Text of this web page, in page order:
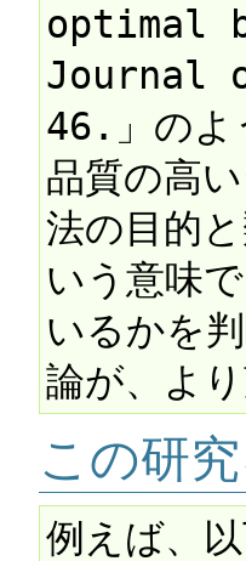
optimal
Journal
46.」のよ
品質の高
法の目的
いう意味
いるかを
この研
例えば、